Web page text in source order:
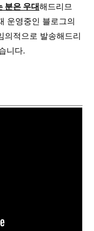
분은 우대해드리므
운영중인 블로그의
의적으로 발송해드리
니다.